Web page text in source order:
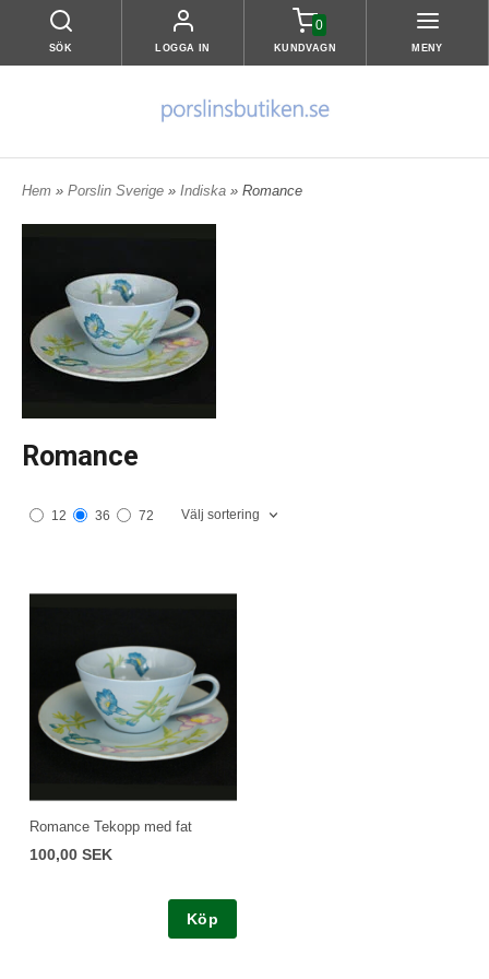
SÖK LOGGA IN
0
KUNDVAGN MENY
Hem » Porslin Sverige » Indiska » Romance
Romance
12 36 72 Välj sortering
Romance Tekopp med fat
100,00 SEK
Köp